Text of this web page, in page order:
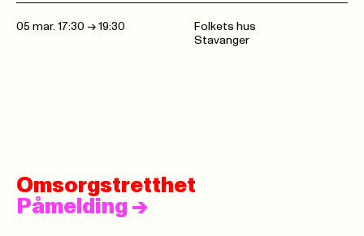
05 mar. 17:30 -> 19:30
Folkets hus
Stavanger
Omsorgstretthet
Påmelding ->